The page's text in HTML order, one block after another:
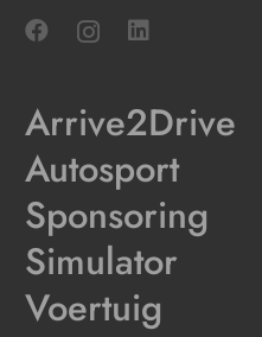
Arrive2Drive
Autosport
Sponsoring
Simulator
Voertuig